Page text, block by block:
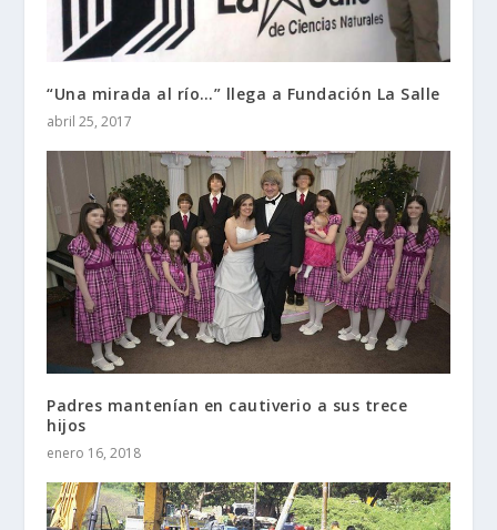
“Una mirada al río…” llega a Fundación La Salle
abril 25, 2017
Padres mantenían en cautiverio a sus trece
hijos
enero 16, 2018